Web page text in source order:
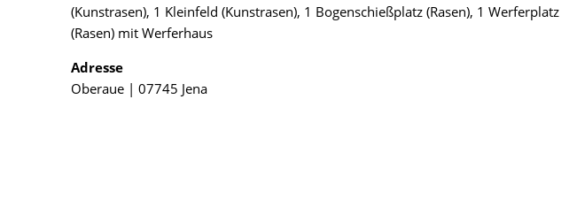
(Kunstrasen), 1 Kleinfeld (Kunstrasen), 1 Bogenschießplatz (Rasen), 1 Werferplatz
(Rasen) mit Werferhaus
Adresse
Oberaue | 07745 Jena